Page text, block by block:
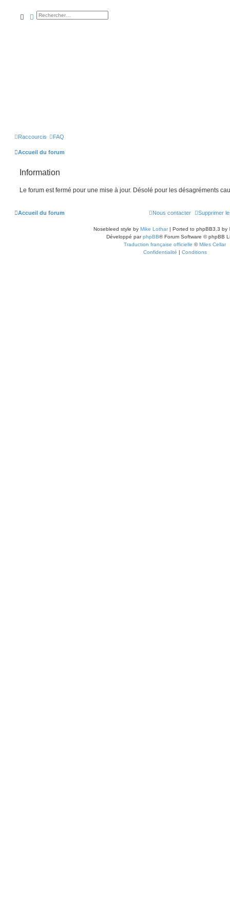
rechercher
rechercheavancée
Raccourcis FAQ
Accueil du forum
Information
Le forum est fermé pour une mise à jour. Désolé pour les désagréments
Accueil du forum Supprimer
Nous contacter
Nosebleed style by Mike Lothar| Ported to phpBB3.3 by
Développé parphpBB® Forum Software © phpBB
Traduction française officielle ©Miles Cellar
Confidentialité | Conditions